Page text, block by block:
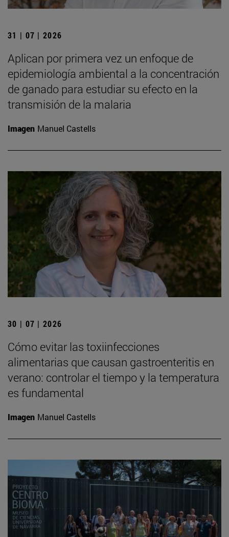
31 | 07 | 2026
Aplican por primera vez un enfoque de
epidemiología ambiental a la concentración
de ganado para estudiar su efecto en la
transmisión de la malaria
Imagen Manuel Castells
30 | 07 | 2026
Cómo evitar las toxiinfecciones
alimentarias que causan gastroenteritis en
verano: controlar el tiempo y la temperatura
es fundamental
Imagen Manuel Castells